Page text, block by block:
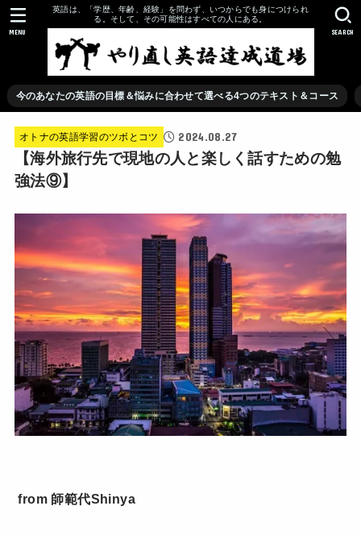
英語は、「学歴、年齢、経験」を問わず、いつからでも身につけられ
る。そして、その可能性はすべての人にある。
今のあなたの英語の目標＆悩みに合わせて選べる4つのテキスト＆コース
SEARCH
MENU
オトナの英語学習のツボとコツ 2024.08.27
【海外旅行先で現地の人と楽しく話すための勉
強法⑨】
from 師範代Shinya